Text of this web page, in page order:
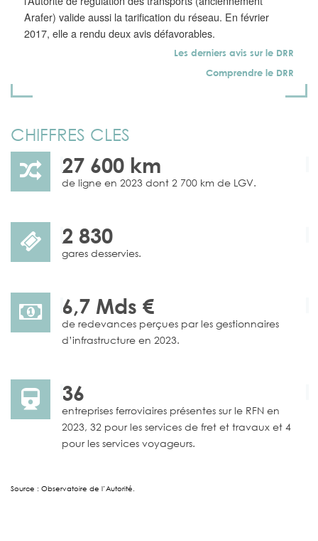
Arafer) valide aussi la tarification du réseau. En février
2017, elle a rendu deux avis défavorables.
Les derniers avis sur le DRR
Comprendre le DRR
CHIFFRES CLES
27 600 km
de ligne en 2023 dont 2 700 km de LGV.
2 830
gares desservies.
6,7 Mds €
de redevances perçues par les gestionnaires
d’infrastructure en 2023.
36
entreprises ferroviaires présentes sur le RFN en
2023, 32 pour les services de fret et travaux et 4
pour les services voyageurs.
Source : Observatoire de l’Autorité.